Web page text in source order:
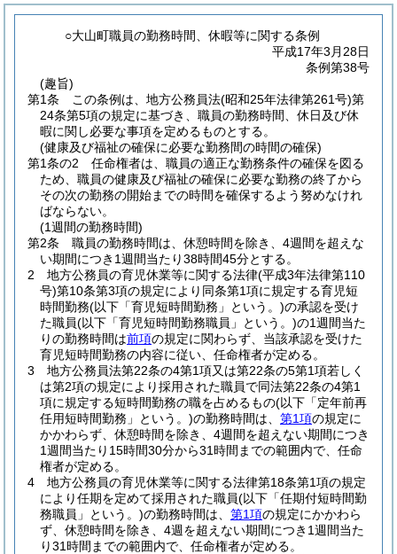
○大山町職員の勤務時間、休暇等に関する条例
平成17年3月28日
条例第38号
(趣旨)
第1条
この条例は、地方公務員法(昭和25年法律第261号)第
24条第5項の規定に基づき、職員の勤務時間、休日及び休
暇に関し必要な事項を定めるものとする。
(健康及び福祉の確保に必要な勤務間の時間の確保)
第1条の2
任命権者は、職員の適正な勤務条件の確保を図る
ため、職員の健康及び福祉の確保に必要な勤務の終了から
その次の勤務の開始までの時間を確保するよう努めなけれ
ばならない。
(1週間の勤務時間)
第2条
職員の勤務時間は、休憩時間を除き、4週間を超えな
い期間につき1週間当たり38時間45分とする。
2
地方公務員の育児休業等に関する法律(平成3年法律第110
号)第10条第3項の規定により同条第1項に規定する育児短
時間勤務(以下「育児短時間勤務」という。)の承認を受け
た職員(以下「育児短時間勤務職員」という。)の1週間当た
りの勤務時間は前項の規定に関わらず、当該承認を受けた
育児短時間勤務の内容に従い、任命権者が定める。
3
地方公務員法第22条の4第1項又は第22条の5第1項若しく
は第2項の規定により採用された職員で同法第22条の4第1
項に規定する短時間勤務の職を占めるもの(以下「定年前再
任用短時間勤務」という。)の勤務時間は、 第1項の規定に
かかわらず、休憩時間を除き、4週間を超えない期間につき
1週間当たり15時間30分から31時間までの範囲内で、任命
権者が定める。
4
地方公務員の育児休業等に関する法律第18条第1項の規定
により任期を定めて採用された職員(以下「任期付短時間勤
務職員」という。)の勤務時間は、 第1項の規定にかかわら
ず、休憩時間を除き、4週を超えない期間につき1週間当た
り31時間までの範囲内で、任命権者が定める。